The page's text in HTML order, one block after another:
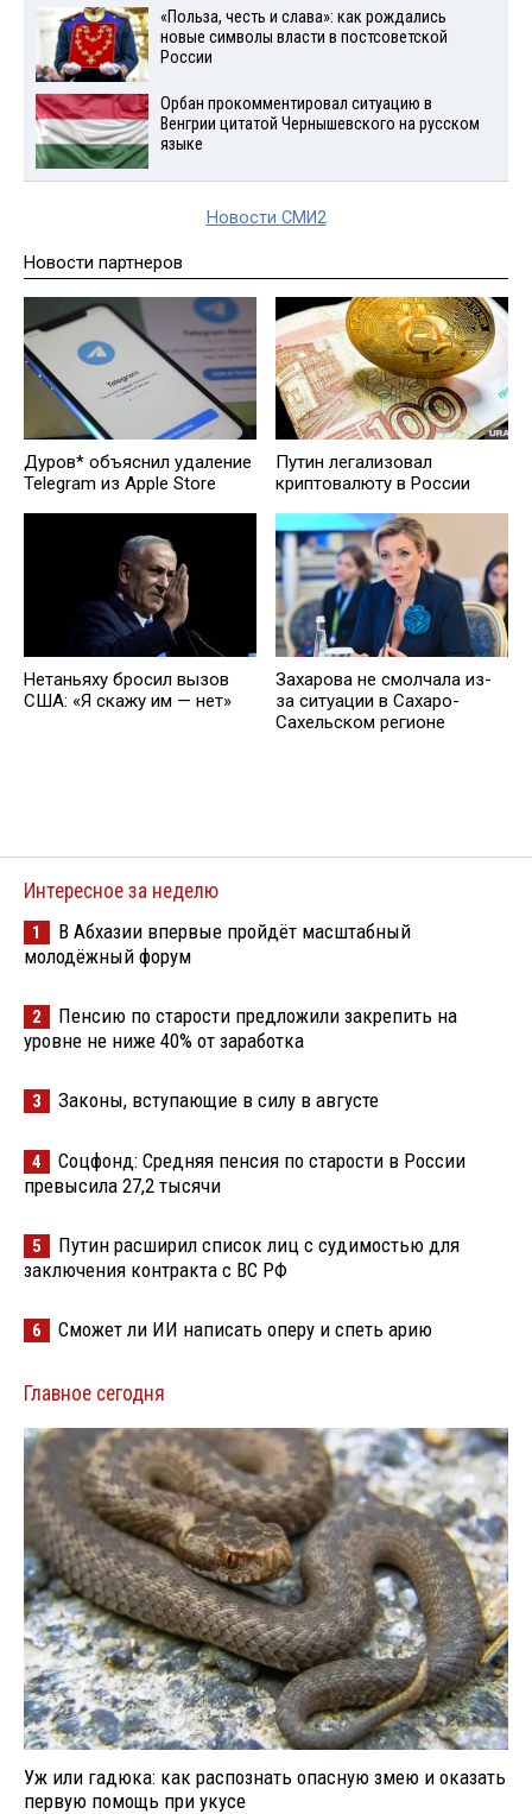
«Польза, честь и слава»: как рождались
новые символы власти в постсоветской
России
Орбан прокомментировал ситуацию в
Венгрии цитатой Чернышевского на русском
языке
Новости СМИ2
Новости партнеров
Дуров* объяснил удаление
Telegram из Apple Store
Путин легализовал
криптовалюту в России
Нетаньяху бросил вызов
США: «Я скажу им — нет»
Захарова не смолчала из-
за ситуации в Сахаро-
Сахельском регионе
Интересное за неделю
1
В Абхазии впервые пройдёт масштабный
молодёжный форум
2
Пенсию по старости предложили закрепить на
уровне не ниже 40% от заработка
3 Законы, вступающие в силу в августе
4
Соцфонд: Средняя пенсия по старости в России
превысила 27,2 тысячи
5
Путин расширил список лиц с судимостью для
заключения контракта с ВС РФ
6 Сможет ли ИИ написать оперу и спеть арию
Главное сегодня
Уж или гадюка: как распознать опасную змею и оказать
первую помощь при укусе